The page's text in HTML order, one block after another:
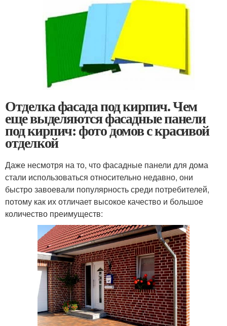
Отделка фасада под кирпич. Чем
еще выделяются фасадные панели
под кирпич: фото домов с красивой
отделкой
Даже несмотря на то, что фасадные панели для дома
стали использоваться относительно недавно, они
быстро завоевали популярность среди потребителей,
потому как их отличает высокое качество и большое
количество преимуществ: